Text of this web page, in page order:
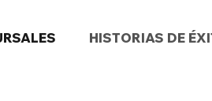
HISTORIAS DE